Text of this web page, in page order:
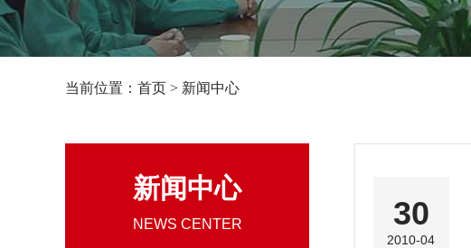
当前位置： 首页 > 新闻中心
新闻中心
NEWS CENTER 30
2010-04